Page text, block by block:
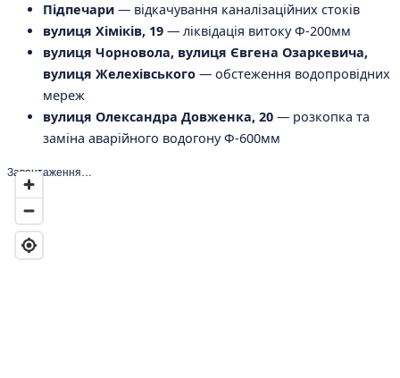
Підпечари — відкачування каналізаційних стоків
вулиця Хіміків, 19 — ліквідація витоку Ф-200мм
вулиця Чорновола, вулиця Євгена Озаркевича,
вулиця Желехівського — обстеження водопровідних
мереж
вулиця Олександра Довженка, 20 — розкопка та
заміна аварійного водогону Ф-600мм
Завантаження…